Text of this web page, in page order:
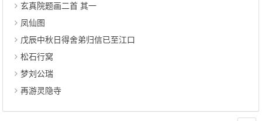
玄真院题画二首 其一
凤仙图
戊辰中秋日得舍弟归信已至江口
松石行窝
梦刘公瑞
再游灵隐寺